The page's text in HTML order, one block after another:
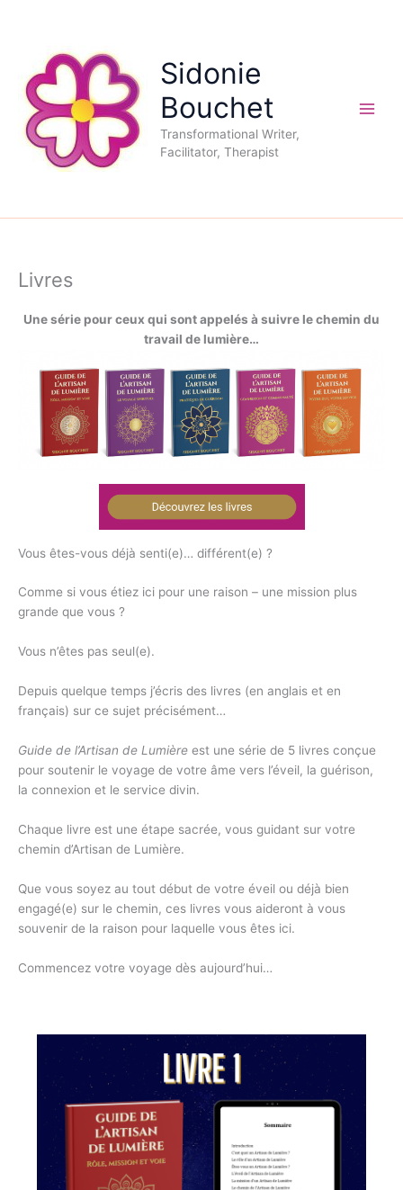
Sidonie
Bouchet
Transformational Writer,
Facilitator, Therapist
Livres
Une série pour ceux qui sont appelés à suivre le chemin du
travail de lumière…
Vous êtes-vous déjà senti(e)… différent(e) ?
Comme si vous étiez ici pour une raison – une mission plus
grande que vous ?
Vous n’êtes pas seul(e).
Depuis quelque temps j’écris des livres (en anglais et en
français) sur ce sujet précisément…
Guide de l’Artisan de Lumière est une série de 5 livres conçue
pour soutenir le voyage de votre âme vers l’éveil, la guérison,
la connexion et le service divin.
Chaque livre est une étape sacrée, vous guidant sur votre
chemin d’Artisan de Lumière.
Que vous soyez au tout début de votre éveil ou déjà bien
engagé(e) sur le chemin, ces livres vous aideront à vous
souvenir de la raison pour laquelle vous êtes ici.
Commencez votre voyage dès aujourd’hui…